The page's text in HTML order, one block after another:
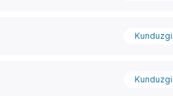
Kunduzgi
Kunduzgi